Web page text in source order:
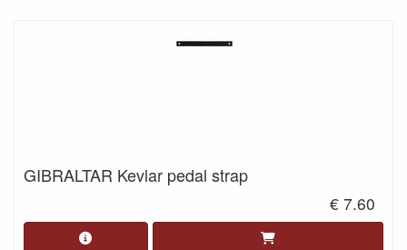
GIBRALTAR Kevlar pedal strap
€ 7.60